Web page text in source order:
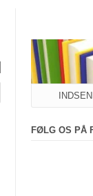
FØLG OS PÅ